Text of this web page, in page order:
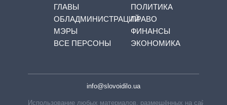
ГЛАВЫ
ОБЛАДМИНИСТРАЦИЙ
МЭРЫ
ВСЕ ПЕРСОНЫ
ПОЛИТИКА
ПРАВО
ФИНАНСЫ
ЭКОНОМИКА
info@slovoidilo.ua
Использование любых материалов, размещённых на сайте,